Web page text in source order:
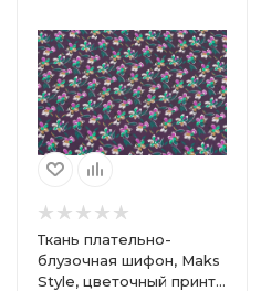
Ткань плательно-
блузочная шифон, Maks
Style, цветочный принт,